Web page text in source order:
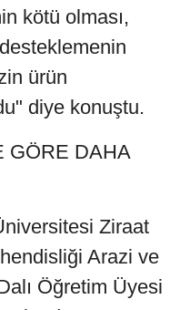
kötü olması,
ürün
diye konuştu.
GÖRE DAHA
Ziraat
Arazi ve
Öğretim Üyesi